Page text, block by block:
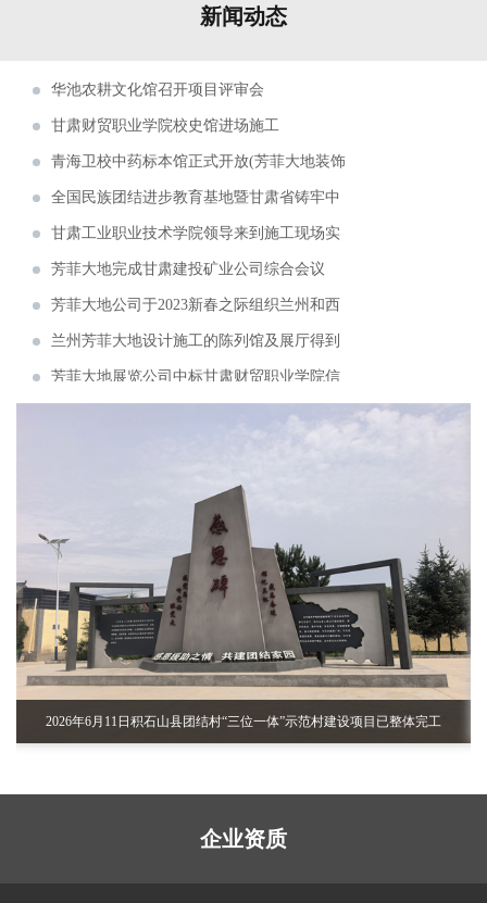
新闻动态
甘肃财贸学院校史馆一期施工进度即将完工
甘肃财贸职业学院校史馆进场施工
青海卫校中药标本馆正式开放(芳菲大地装饰
展览工程有限公司设计施工)
全国民族团结进步教育基地暨甘肃省铸牢中
华民族共同体意识培训基地揭牌仪式在甘肃省法
官学院举行。
甘肃工业职业技术学院领导来到施工现场实
地调研
芳菲大地完成甘肃建投矿业公司综合会议
室、视频室等设计施工
芳菲大地公司于2023新春之际组织兰州和西
安两地同事开启了为期五天的考察学习
兰州芳菲大地设计施工的陈列馆及展厅得到
了专家学者的肯定和好评
芳菲大地展览公司中标甘肃财贸职业学院信
息化校史馆建设项目
心怀感恩，与爱同行——芳菲大地开展志愿
敬老慰问捐赠活动
芳菲大地设计施工的青海省第五人民医院院
芳菲大地装饰展览设计施工的张掖数字政府
智能平台完成建设布展
兰州芳菲大地展览2021年度总结会召开（变
革新升 精艺为公）
芳菲大地展览中标祁连山国家级自然保护区
自然教育与生态体验展馆项目
甘肃省副省长孙雪涛率团参加首届中国（武
汉）文化旅游博览会
芳菲大地圆满完成首届中国（武汉）文化旅
党员阅览活动室正式交付使用
芳菲大地装饰展览设计施工的庆阳市环县荣
之路国际旅游节策划设计布展施工
由芳菲大地设计承建的武警嘉峪关支队营区
2026年6月11日积石山县团结村“三位一体”示范村建设项目已整体完工
企业资质
展览工程企业水平二级
建筑装饰工程设计专项乙级
数字多媒体工程系统集成一级
建筑装修装饰工程专业承包一级